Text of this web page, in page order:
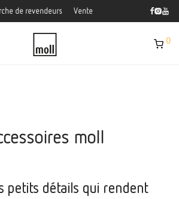
de revendeurs Vente
0
moll
petits détails qui rendent